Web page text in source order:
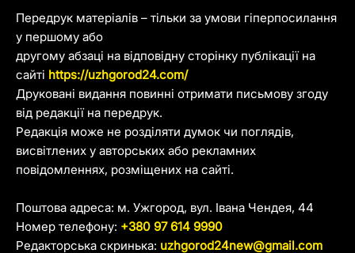
Передрук матеріалів – тільки за умови гіперпосилання
у першому або
другому абзаці на відповідну сторінку публікації на
сайті https://uzhgorod24.com/
Друковані видання повинні отримати письмову згоду
від редакції на передрук.
Редакція може не розділяти думок чи поглядів,
висвітлених у авторських або рекламних
повідомленнях, розміщених на сайті.
Поштова адреса: м. Ужгород, вул. Івана Чендея, 44
Номер телефону: +380 97 614 9990
Редакторська скринька: uzhgorod24new@gmail.com